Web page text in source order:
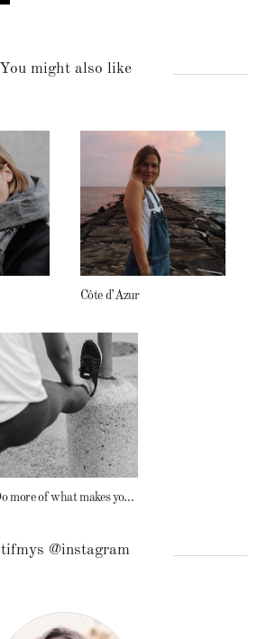
You might also like
Côte d’Azur
Do more of what makes you happy.
tifmys @instagram